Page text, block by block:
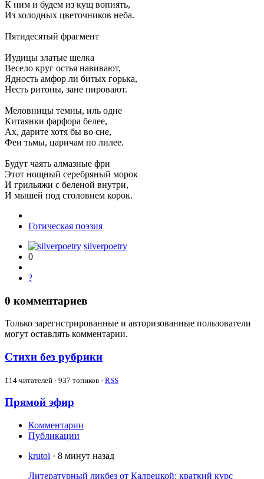
К ним и будем из кущ вопиять,
Из холодных цветочников неба.
Пятидесятый фрагмент
Иудицы златые шелка
Весело круг остья навивают,
Ядность амфор ли битых горька,
Несть ритоны, зане пировают.
Меловницы темны, иль одне
Китаянки фарфора белее,
Ах, дарите хотя бы во сне,
Феи тьмы, царичам по лилее.
Будут чаять алмазные фри
Этот нощный серебряный морок
И грильяжи с беленой внутри,
И мышей под столовием корок.
Готическая поэзия
silverpoetry
0
?
0 комментариев
Только зарегистрированные и авторизованные пользователи
могут оставлять комментарии.
Стихи без рубрики
114 читателей · 937 топиков · RSS
Прямой эфир
Комментарии
Публикации
krutoi · 8 минут назад
Литературный ликбез от Калрецкой: краткий курс